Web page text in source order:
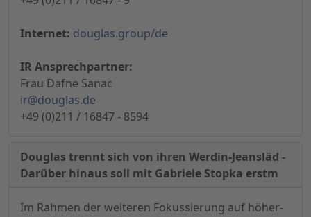
Internet: douglas.group/de
IR Ansprechpartner:
Frau Dafne Sanac
ir@douglas.de
+49 (0)211 / 16847 - 8594
Douglas trennt sich von ihren Werdin-Jeansläd -
Darüber hinaus soll mit Gabriele Stopka erstm
Im Rahmen der weiteren Fokussierung auf höher-